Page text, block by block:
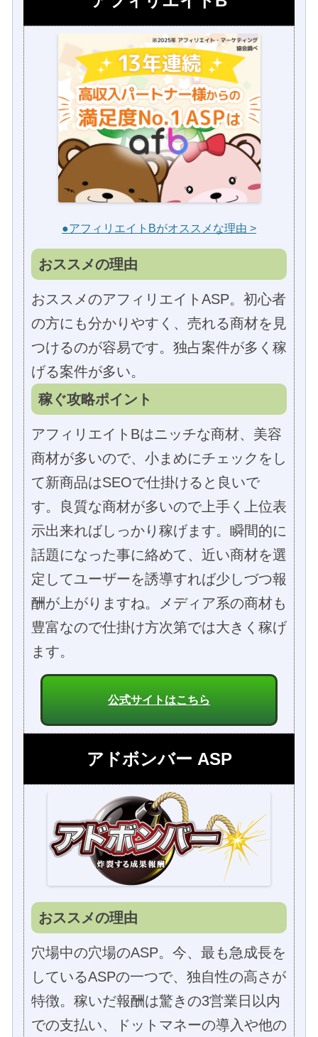
●アフィリエイトBがオススメな理由 >
おススメの理由
おススメのアフィリエイトASP。初心者
の方にも分かりやすく、売れる商材を見
つけるのが容易です。独占案件が多く稼
げる案件が多い。
稼ぐ攻略ポイント
アフィリエイトBはニッチな商材、美容
商材が多いので、小まめにチェックをし
て新商品はSEOで仕掛けると良いで
す。良質な商材が多いので上手く上位表
示出来ればしっかり稼げます。瞬間的に
話題になった事に絡めて、近い商材を選
定してユーザーを誘導すれば少しづつ報
酬が上がりますね。メディア系の商材も
豊富なので仕掛け方次第では大きく稼げ
ます。
公式サイトはこちら
アドボンバー ASP
おススメの理由
穴場中の穴場のASP。今、最も急成長を
しているASPの一つで、独自性の高さが
特徴。稼いだ報酬は驚きの3営業日以内
での支払い、ドットマネーの導入や他の